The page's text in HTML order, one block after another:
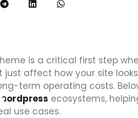
is a critical first step
just affect how your site
term operating costs.
วordpress ecosystems,
use cases.